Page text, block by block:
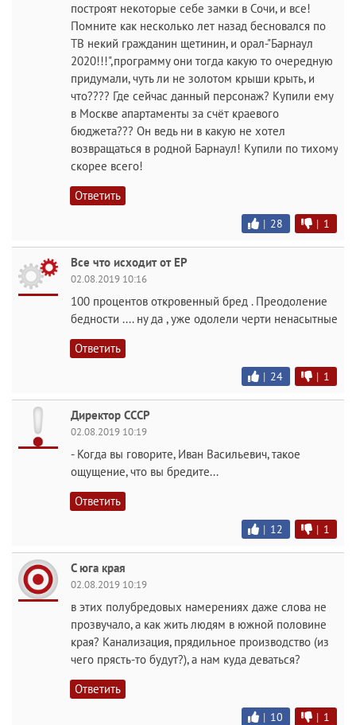
построят некоторые себе замки в Сочи, и все!
Помните как несколько лет назад бесновался по
ТВ некий гражданин щетинин, и орал-"Барнаул
2020!!!",программу они тогда какую то очередную
придумали, чуть ли не золотом крыши крыть, и
что???? Где сейчас данный персонаж? Купили ему
в Москве апартаменты за счёт краевого
бюджета??? Он ведь ни в какую не хотел
возвращаться в родной Барнаул! Купили по тихому
скорее всего!
Ответить
| 28 | 1
Все что исходит от ЕР
02.08.2019 10:16
100 процентов откровенный бред . Преодоление
бедности .... ну да , уже одолели черти ненасытные
Ответить
| 24 | 1
Директор СССР
02.08.2019 10:19
- Когда вы говорите, Иван Васильевич, такое
ощущение, что вы бредите...
Ответить
| 12 | 1
С юга края
02.08.2019 10:19
в этих полубредовых намерениях даже слова не
прозвучало, а как жить людям в южной половине
края? Канализация, прядильное производство (из
чего прясть-то будут?), а нам куда деваться?
Ответить
| 10 | 1